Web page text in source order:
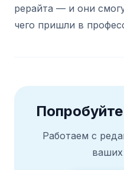
рерайта — и они
чего пришли в
Работаем с
ваших